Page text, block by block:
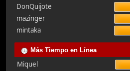
DonQuijote
mazinger
mintaka
Más Tiempo en Línea
Miquel